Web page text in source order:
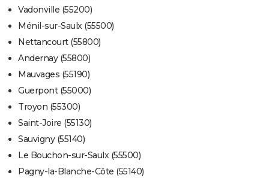
Vadonville (55200)
Ménil-sur-Saulx (55500)
Nettancourt (55800)
Andernay (55800)
Mauvages (55190)
Guerpont (55000)
Troyon (55300)
Saint-Joire (55130)
Sauvigny (55140)
Le Bouchon-sur-Saulx (55500)
Pagny-la-Blanche-Côte (55140)